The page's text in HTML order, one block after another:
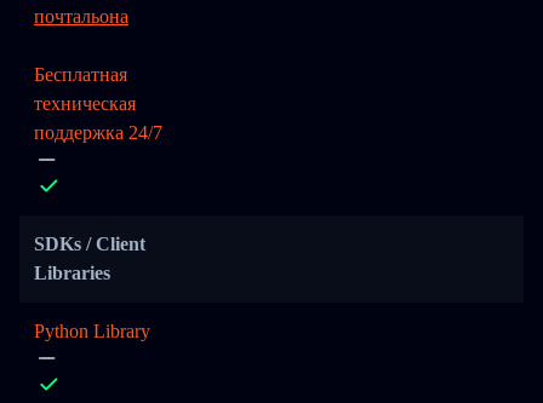
почтальона
Бесплатная
техническая
поддержка 24/7
SDKs / Client
Libraries
Python Library